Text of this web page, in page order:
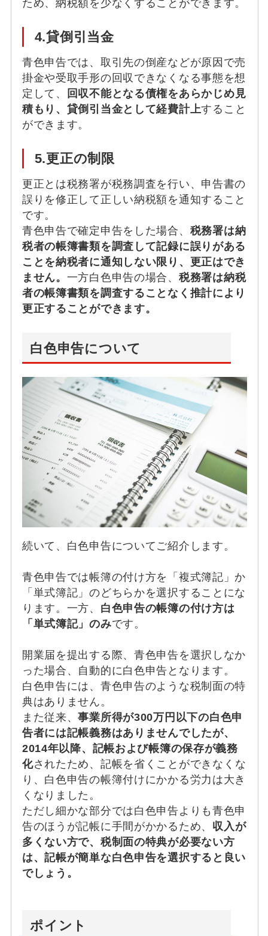
ため、納税額を少なくすることができます。
4.貸倒引当金
青色申告では、取引先の倒産などが原因で売
掛金や受取手形の回収できなくなる事態を想
定して、
回収不能となる債権をあらかじめ見
積もり、貸倒引当金として経費計上すること
ができます。
5.更正の制限
更正とは税務署が税務調査を行い、申告書の
誤りを修正して正しい納税額を通知すること
です。
青色申告で確定申告をした場合、 税務署は納
税者の帳簿書類を調査して記録に誤りがある
ことを納税者に通知しない限り、更正はでき
ません。 一方白色申告の場合、 税務署は納税
者の帳簿書類を調査することなく推計により
更正することができます。
白色申告について
続いて、白色申告についてご紹介します。
青色申告では帳簿の付け方を「複式簿記」か
「単式簿記」のどちらかを選択することにな
ります。一方、 白色申告の帳簿の付け方は
「単式簿記」のみです。
開業届を提出する際、青色申告を選択しなか
った場合、自動的に白色申告となります。
白色申告には、青色申告のような税制面の特
典はありません。
また従来、事業所得が300万円以下の白色申
告者には記帳義務はありませんでしたが、
2014年以降、記帳および帳簿の保存が義務
化されたため、記帳を省くことができなくな
り、白色申告の帳簿付けにかかる労力は大き
くなりました。
ただし細かな部分では白色申告よりも青色申
告のほうが記帳に手間がかかるため、 収入が
多くない方で、税制面の特典が必要ない方
は、記帳が簡単な白色申告を選択すると良い
でしょう。
ポイント